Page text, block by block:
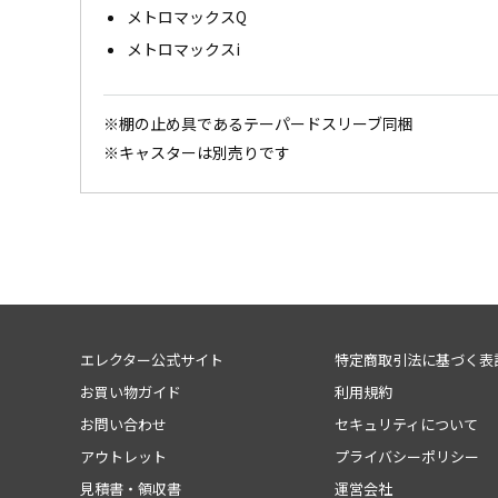
メトロマックスQ
メトロマックスi
※棚の止め具であるテーパードスリーブ同梱
※キャスターは別売りです
エレクター公式サイト
お買い物ガイド
お問い合わせ
アウトレット
見積書・領収書
特定商取引法に基づく表
利用規約
セキュリティについて
プライバシーポリシー
運営会社